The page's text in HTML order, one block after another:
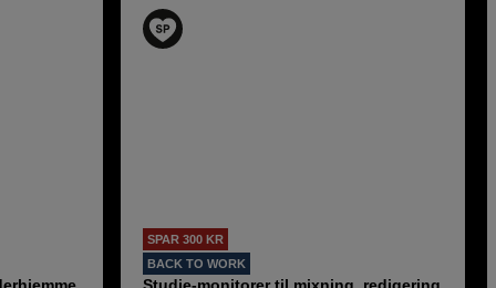
SPAR 300 KR
BACK TO WORK